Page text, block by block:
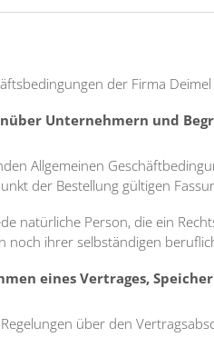
der Firma
Unternehmern und
Allgemeinen
der Bestellung gültigen
natürliche Person, die ein
noch ihrer selbständigen
eines Vertrages,
über den